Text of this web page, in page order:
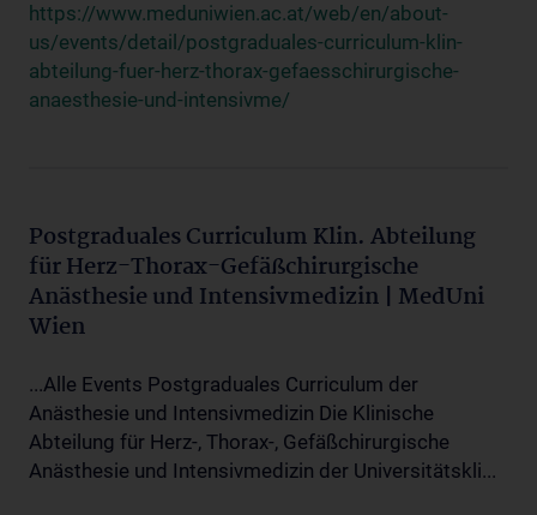
https://www.meduniwien.ac.at/web/en/about-
us/events/detail/postgraduales-curriculum-klin-
abteilung-fuer-herz-thorax-gefaesschirurgische-
anaesthesie-und-intensivme/
Postgraduales Curriculum Klin. Abteilung
für Herz-Thorax-Gefäßchirurgische
Anästhesie und Intensivmedizin | MedUni
Wien
...Alle Events Postgraduales Curriculum der
Anästhesie und Intensivmedizin Die Klinische
Abteilung für Herz-, Thorax-, Gefäßchirurgische
Anästhesie und Intensivmedizin der Universitätskli...